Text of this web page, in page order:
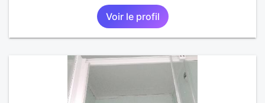
Voir le profil